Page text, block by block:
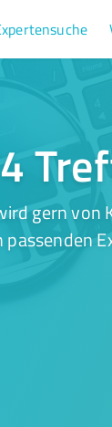
gern von
passenden